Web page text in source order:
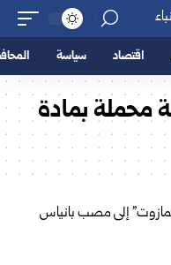
اقتصاد سياسة
محملة بمادة